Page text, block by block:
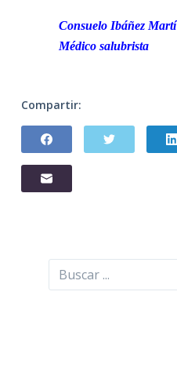
Consuelo Ibáñez Martí
Médico salubrista
Compartir:
Buscar